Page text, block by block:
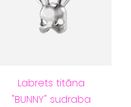
Labrets titāna
"BUNNY" sudraba